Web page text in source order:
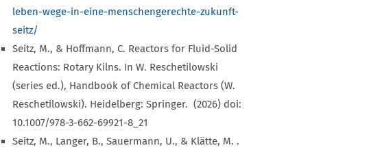
leben-wege-in-eine-menschengerechte-zukunft-
seitz/
Seitz, M., & Hoffmann, C. Reactors for Fluid-Solid
Reactions: Rotary Kilns. In W. Reschetilowski
(series ed.), Handbook of Chemical Reactors (W.
Reschetilowski). Heidelberg: Springer. (2026) doi:
10.1007/978-3-662-69921-8_21
Seitz, M., Langer, B., Sauermann, U., & Klätte, M. .